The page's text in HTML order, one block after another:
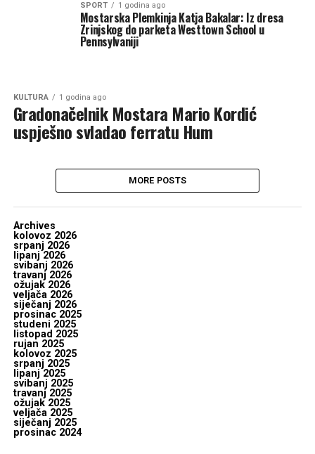
SPORT 1 godina ago
Mostarska Plemkinja Katja Bakalar: Iz dresa
Zrinjskog do parketa Westtown School u
Pennsylvaniji
KULTURA 1 godina ago
Gradonačelnik Mostara Mario Kordić
uspješno svladao ferratu Hum
MORE POSTS
Archives
kolovoz 2026
srpanj 2026
lipanj 2026
svibanj 2026
travanj 2026
ožujak 2026
veljača 2026
siječanj 2026
prosinac 2025
studeni 2025
listopad 2025
rujan 2025
kolovoz 2025
srpanj 2025
lipanj 2025
svibanj 2025
travanj 2025
ožujak 2025
veljača 2025
siječanj 2025
prosinac 2024